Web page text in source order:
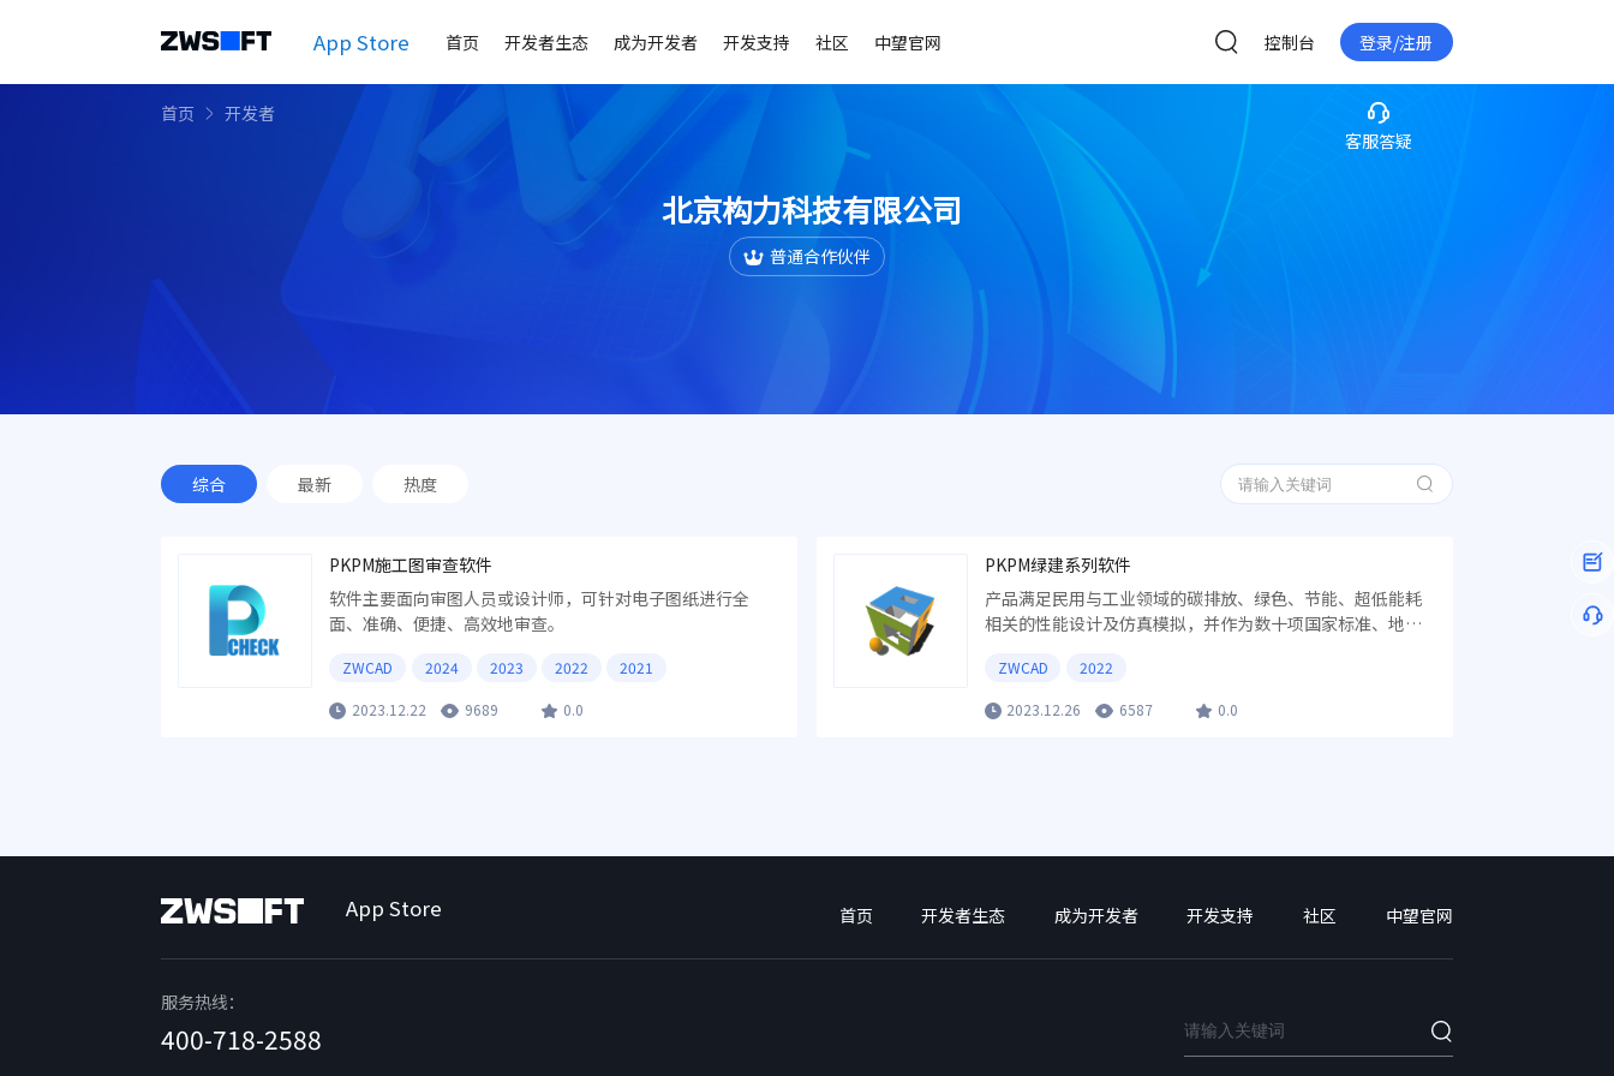
App Store 首页 开发者生态 成为开发者 开发支持 社区 中望官网 控制台 登录/注册
首页
开发者
客服答疑
北京构力科技有限公司
普通合作伙伴
综合 最新 热度
PKPM施工图审查软件
软件主要面向审图人员或设计师，可针对电子图纸进行全
面、准确、便捷、高效地审查。
ZWCAD 2024 2023 2022 2021
2023.12.22 9689 0.0
PKPM绿建系列软件
产品满足民用与工业领域的碳排放、绿色、节能、超低能耗
相关的性能设计及仿真模拟，并作为数十项国家标准、地方
ZWCAD 2022
2023.12.26 6587 0.0
App Store 首页 开发者生态 成为开发者 开发支持 社区 中望官网
服务热线：
400-718-2588